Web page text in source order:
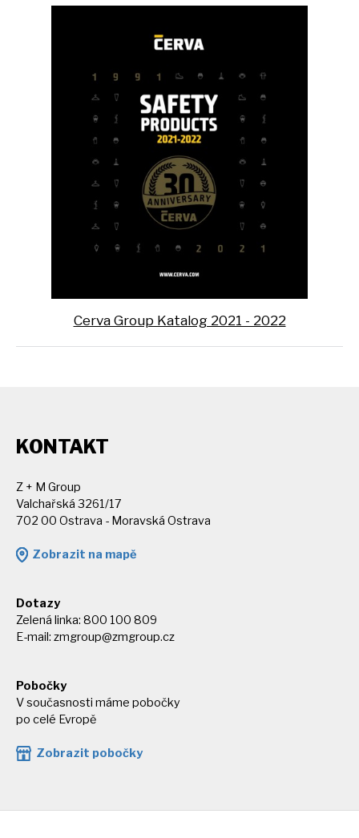
Cerva Group Katalog 2021 - 2022
KONTAKT
Z + M Group
Valchařská 3261/17
702 00 Ostrava - Moravská Ostrava
Zobrazit na mapě
Dotazy
Zelená linka: 800 100 809
E-mail: zmgroup@zmgroup.cz
Pobočky
V současnosti máme pobočky
po celé Evropě
Zobrazit pobočky